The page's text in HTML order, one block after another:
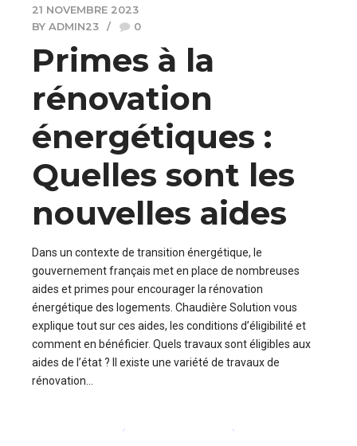
21 NOVEMBRE 2023
BY ADMIN23
0
Primes à la
rénovation
énergétiques :
Quelles sont les
nouvelles aides
Dans un contexte de transition énergétique, le
gouvernement français met en place de nombreuses
aides et primes pour encourager la rénovation
énergétique des logements. Chaudière Solution vous
explique tout sur ces aides, les conditions d’éligibilité et
comment en bénéficier. Quels travaux sont éligibles aux
aides de l’état ? Il existe une variété de travaux de
rénovation...